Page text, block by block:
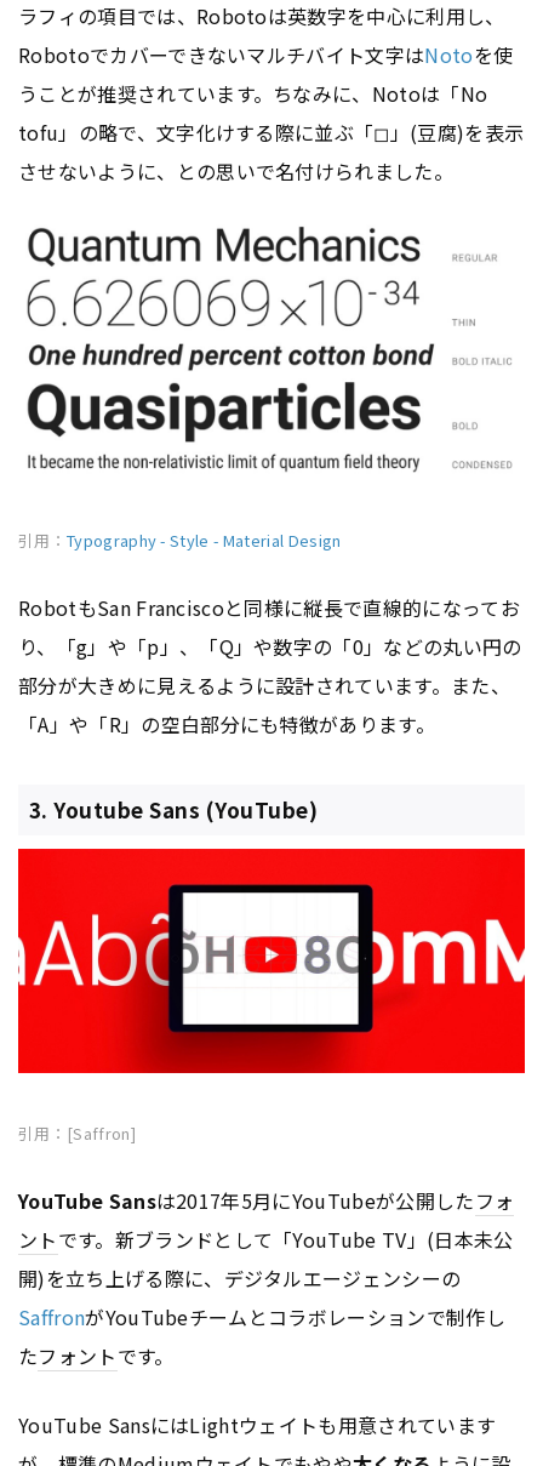
ラフィの項目では、Robotoは英数字を中心に利用し、
Robotoでカバーできないマルチバイト文字はNotoを使
うことが推奨されています。ちなみに、Notoは「No
tofu」の略で、文字化けする際に並ぶ「◻︎」(豆腐)を表示
させないように、との思いで名付けられました。
引用： Typography - Style - Material Design
RobotもSan Franciscoと同様に縦長で直線的になってお
り、「g」や「p」、「Q」や数字の「0」などの丸い円の
部分が大きめに見えるように設計されています。また、
「A」や「R」の空白部分にも特徴があります。
3. Youtube Sans (YouTube)
引用：[Saffron]
YouTube Sansは2017年5月にYouTubeが公開したフォ
ントです。新ブランドとして「YouTube TV」(日本未公
開)を立ち上げる際に、デジタルエージェンシーの
SaffronがYouTubeチームとコラボレーションで制作し
たフォントです。
YouTube SansにはLightウェイトも用意されています